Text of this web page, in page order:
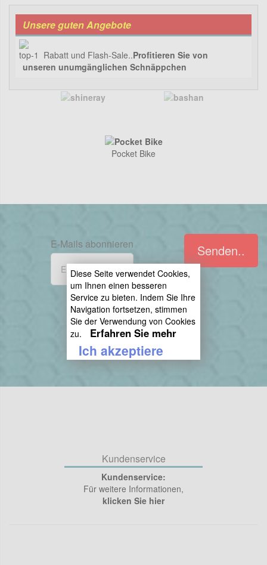
Unsere guten Angebote
Rabatt und Flash-Sale..Profitieren Sie von
unseren unumgänglichen Schnäppchen
Pocket Bike
E-Mails abonnieren
Abonnieren
Abbestellen
Senden..
Kundenservice
Kundenservice:
Für weitere Informationen,
klicken Sie hier
Diese Seite verwendet Cookies,
um Ihnen einen besseren
Service zu bieten. Indem Sie Ihre
Navigation fortsetzen, stimmen
Sie der Verwendung von Cookies
zu.
Erfahren Sie mehr
Ich akzeptiere